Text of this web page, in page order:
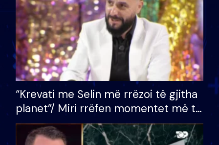
“Krevati me Selin më rrëzoi të gjitha
planet”/ Miri rrëfen momentet më të
bukura në shtëpinë e BB VIP: Do më
mungojë zilja e mëngjesit kur…